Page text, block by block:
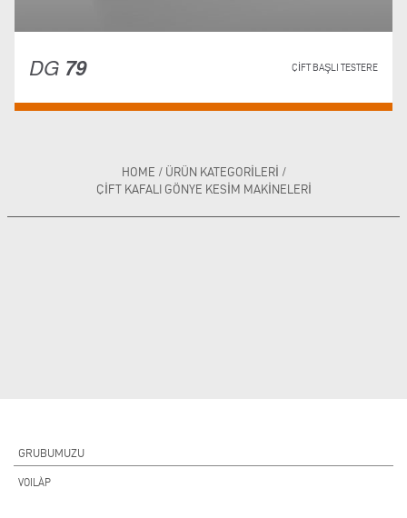
DG 79 ÇIFT BAŞLI TESTERE
HOME / ÜRÜN KATEGORILERI /
ÇIFT KAFALI GÖNYE KESIM MAKINELERI
GRUBUMUZU
VOILÀP